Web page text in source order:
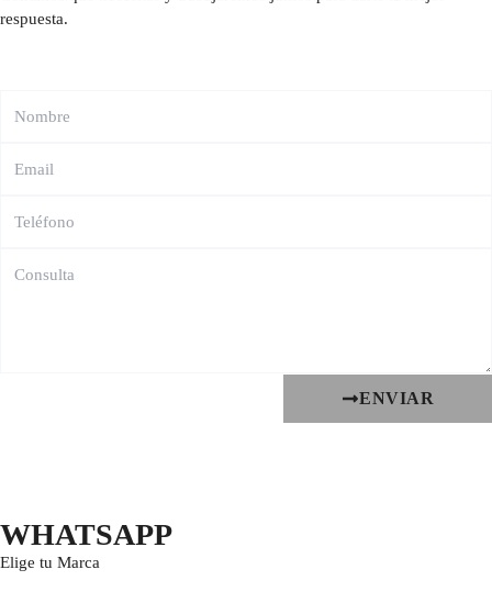
respuesta.
ENVIAR
WHATSAPP
Elige tu Marca